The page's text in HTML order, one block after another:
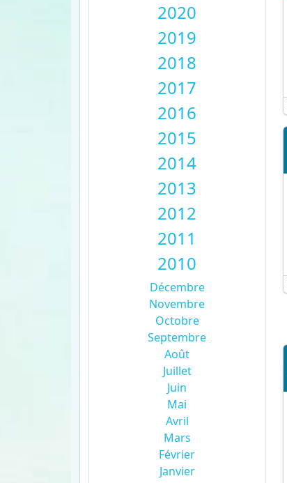
2020
2019
2018
2017
2016
2015
2014
2013
2012
2011
2010
Décembre
Novembre
Octobre
Septembre
Août
Juillet
Juin
Mai
Avril
Mars
Février
Janvier